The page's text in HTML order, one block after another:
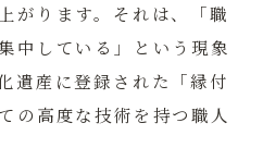
がります。それは、
「職
中している」
という現象
遺産に登録された「縁付
の高度な技術を持つ職人